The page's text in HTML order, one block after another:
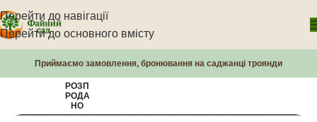
Перейти до навігації
Перейти до основного вмісту
Приймаємо замовлення, бронювання на саджанці троянди
РОЗП
РОДА
НО